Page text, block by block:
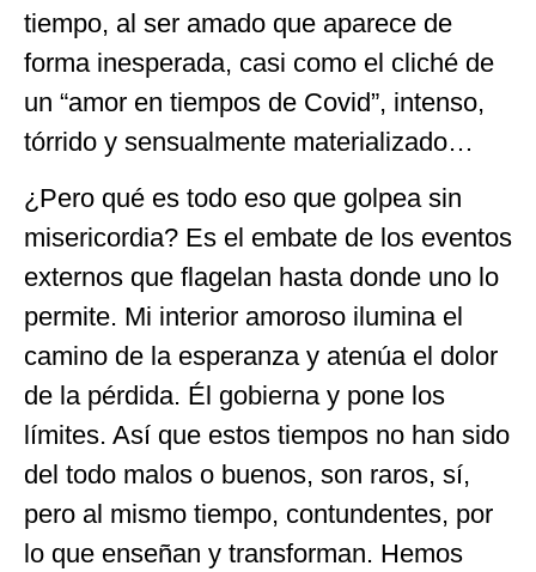
tiempo, al ser amado que aparece de
forma inesperada, casi como el cliché de
un “amor en tiempos de Covid”, intenso,
tórrido y sensualmente materializado…
¿Pero qué es todo eso que golpea sin
misericordia? Es el embate de los eventos
externos que flagelan hasta donde uno lo
permite. Mi interior amoroso ilumina el
camino de la esperanza y atenúa el dolor
de la pérdida. Él gobierna y pone los
límites. Así que estos tiempos no han sido
del todo malos o buenos, son raros, sí,
pero al mismo tiempo, contundentes, por
lo que enseñan y transforman. Hemos